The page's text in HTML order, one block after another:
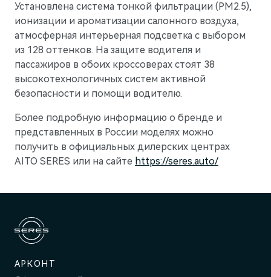
Установлена система тонкой фильтрации (РМ2.5),
ионизации и ароматизации салонного воздуха,
атмосферная интерьерная подсветка с выбором
из 128 оттенков. На защите водителя и
пассажиров в обоих кроссоверах стоят 38
высокотехнологичных систем активной
безопасности и помощи водителю.
Более подробную информацию о бренде и
представленных в России моделях можно
получить в официальных дилерских центрах
AITO SERES или на сайте https://seres.auto/
АРКОНТ